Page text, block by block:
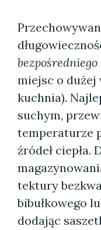
bezpośredniego
miejsc o dużej
kuchnia).
suchym,
temperaturze
źródeł ciepła.
tektury
bibułkowego
dodając